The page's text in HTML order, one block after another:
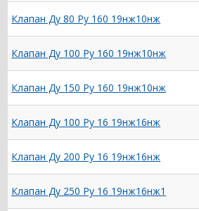
Клапан Ду 80 Ру 160 19нж10нж
Клапан Ду 100 Ру 160 19нж10нж
Клапан Ду 150 Ру 160 19нж10нж
Клапан Ду 100 Ру 16 19нж16нж
Клапан Ду 200 Ру 16 19нж16нж
Клапан Ду 250 Ру 16 19нж16нж1